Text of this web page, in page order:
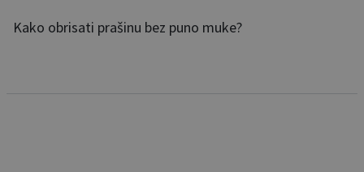
Kako obrisati prašinu bez puno muke?